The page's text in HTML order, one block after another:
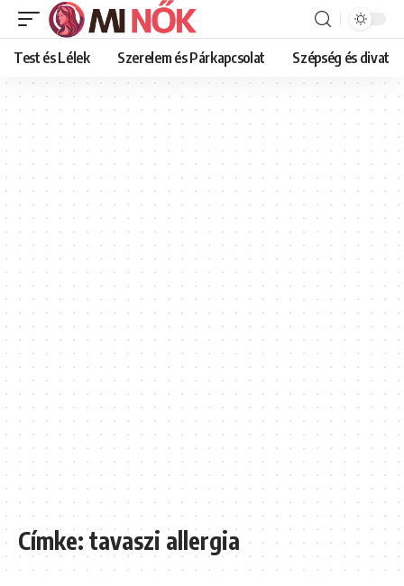
Test és Lélek Szerelem és Párkapcsolat Szépség és divat
Címke:tavaszi allergia